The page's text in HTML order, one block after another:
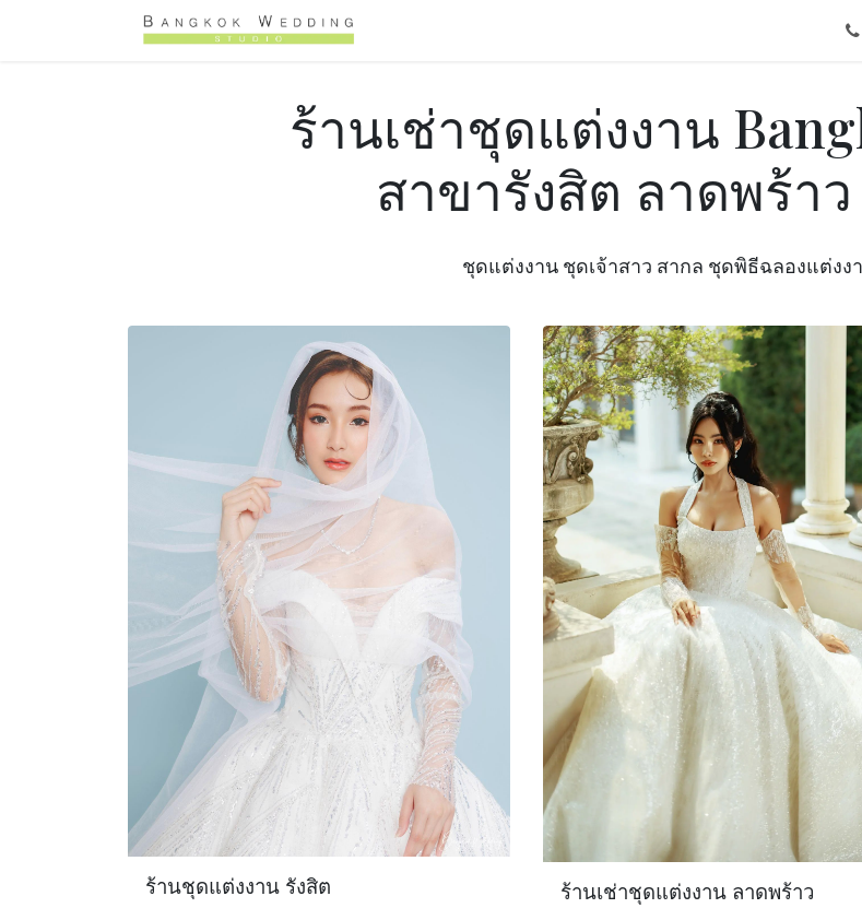
เกี่ยว
ร้านเช่าชุดแต่งงาน
สาขารังสิต ลาดพร้า
ชุดแต่งงาน ชุดเจ้าสาว สากล ชุดพิธีฉลองแต่งง
ร้านชุดแต่งงาน รังสิต ร้านเช่าชุดแต่งงาน ลาดพร้าว